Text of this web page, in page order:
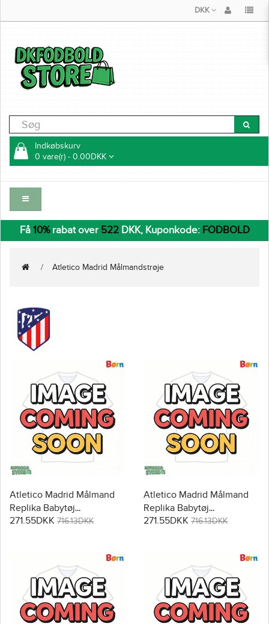
DKK
Indkøbskurv
0 vare(r) - 0.00DKK
Få 10%rabat over 522DKK, Kuponkode: FODBOLD
Atletico Madrid Målmandstrøje
Atletico Madrid Målmand
Replika Babytøj
Hjemmebanesæt Børn
271.55DKK 716.13DKK
Atletico Madrid Målmand
Replika Babytøj
Udebanesæt Børn 2025-26
271.55DKK 716.13DKK